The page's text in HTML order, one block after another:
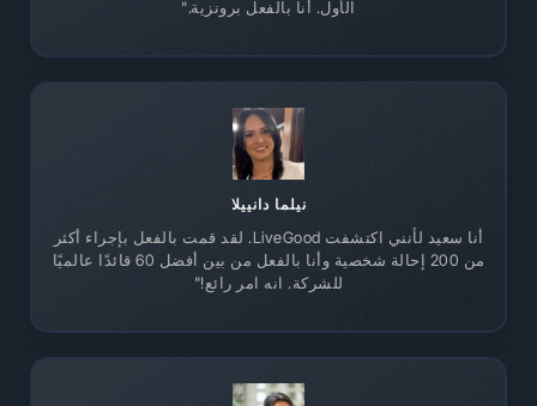
الأول. أنا بالفعل برونزية."
نيلما دانييلا
أنا سعيد لأنني اكتشفت LiveGood. لقد قمت بالفعل بإجراء أكثر
من 200 إحالة شخصية وأنا بالفعل من بين أفضل 60 قائدًا عالميًا
للشركة. انه امر رائع!"